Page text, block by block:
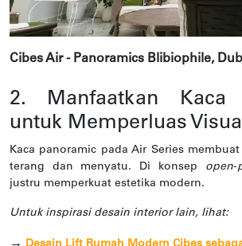
Cibes Air - Panoramics Blibiophile,
2. Manfaatkan Kaca
untuk Memperluas
Kaca panoramic pada Air Series
terang dan menyatu. Di konsep
open-
justru memperkuat estetika modern.
Untuk inspirasi desain interior lain, lihat:
→